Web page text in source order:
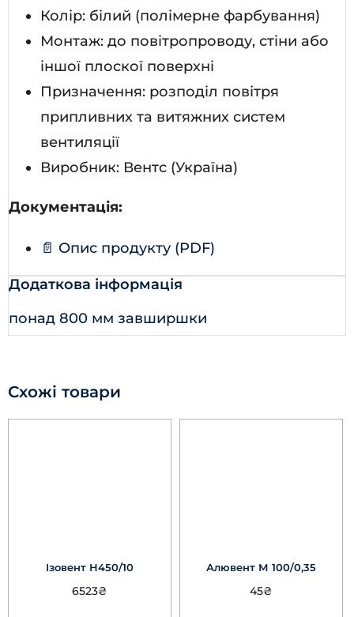
Колір: білий (полімерне фарбування)
Монтаж: до повітропроводу, стіни або
іншої плоскої поверхні
Призначення: розподіл повітря
припливних та витяжних систем
вентиляції
Виробник: Вентс (Україна)
Документація:
📄 Опис продукту (PDF)
Додаткова інформація
понад 800 мм завширшки
Схожі товари
Ізовент Н450/10
6523₴
Алювент М 100/0,35
45₴